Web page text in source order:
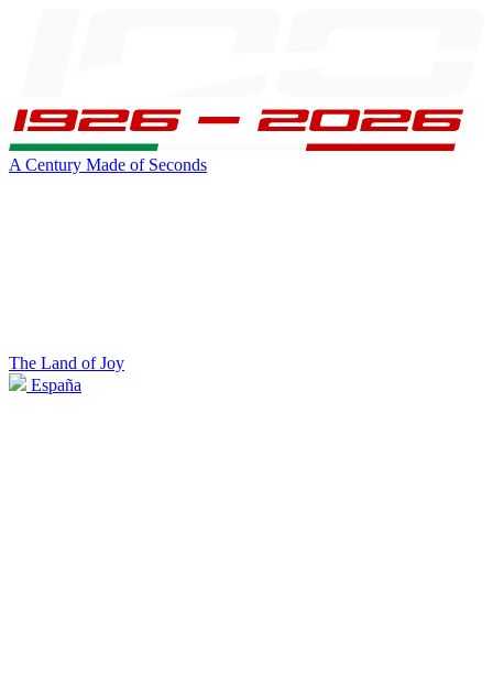
A Century Made of Seconds
The Land of Joy
España